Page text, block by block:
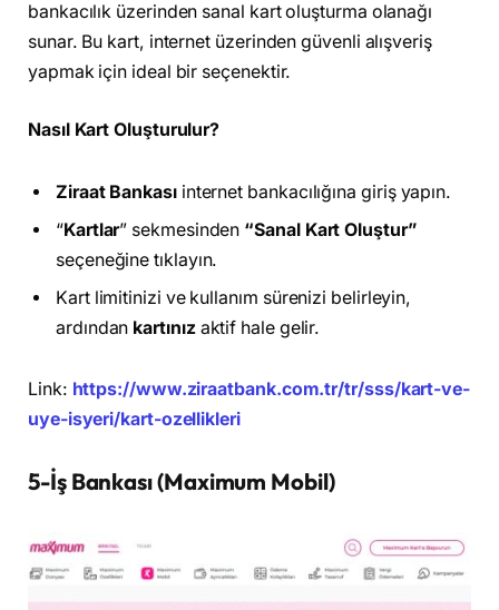
bankacılık üzerinden sanal kart oluşturma olanağı
sunar. Bu kart, internet üzerinden güvenli alışveriş
yapmak için ideal bir seçenektir.
Nasıl Kart Oluşturulur?
Ziraat Bankası internet bankacılığına giriş yapın.
“Kartlar” sekmesinden “Sanal Kart Oluştur”
seçeneğine tıklayın.
Kart limitinizi ve kullanım sürenizi belirleyin,
ardından kartınız aktif hale gelir.
Link: https://www.ziraatbank.com.tr/tr/sss/kart-ve-
uye-isyeri/kart-ozellikleri
5-İş Bankası (Maximum Mobil)